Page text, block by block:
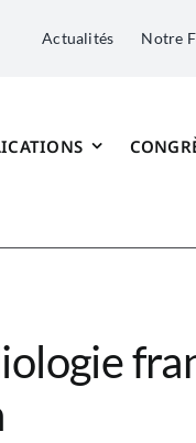
Actualités Notre